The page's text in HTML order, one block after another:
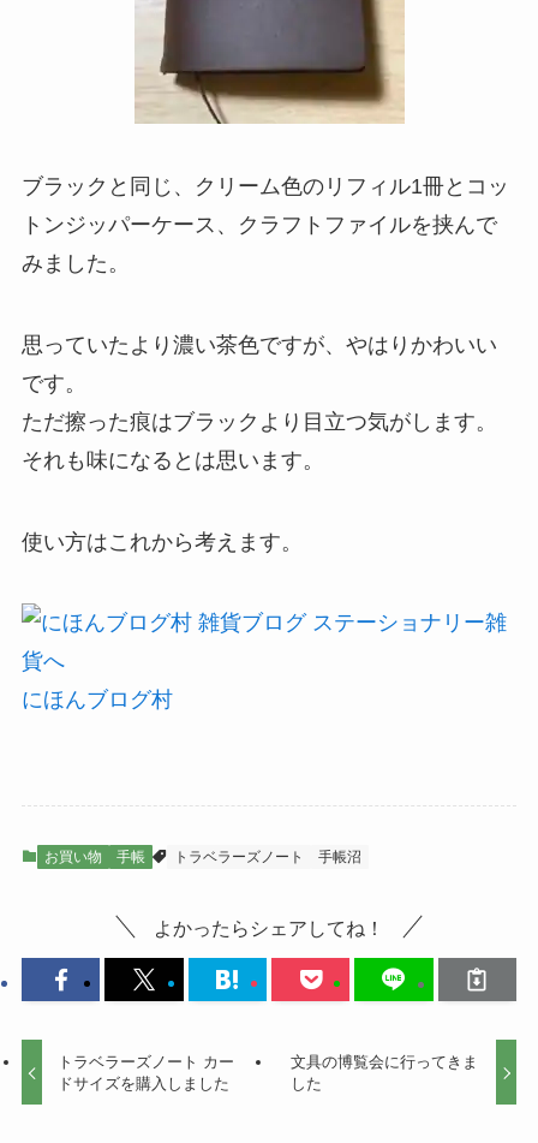
ブラックと同じ、クリーム色のリフィル1冊とコッ
トンジッパーケース、クラフトファイルを挟んで
みました。
思っていたより濃い茶色ですが、やはりかわいい
です。
ただ擦った痕はブラックより目立つ気がします。
それも味になるとは思います。
使い方はこれから考えます。
にほんブログ村
お買い物 手帳 トラベラーズノート 手帳沼
よかったらシェアしてね！
トラベラーズノート カー
ドサイズを購入しました
文具の博覧会に行ってきま
した